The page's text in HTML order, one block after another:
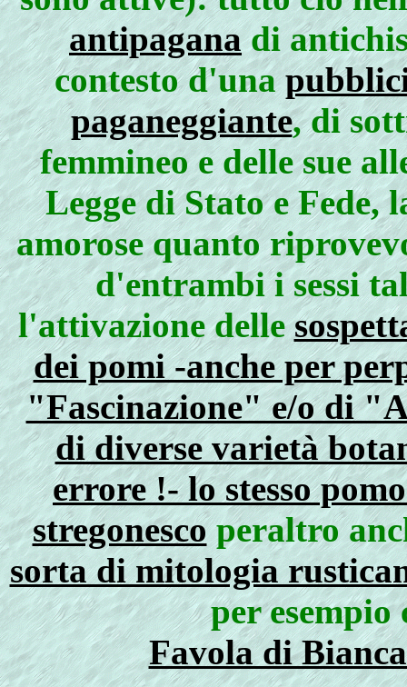
antipaganadi
contesto d'una
paganeggiante, di
femmineo e delle sue
Legge di Stato e Fede,
amorose quanto
d'entrambi i sessi
l'attivazione delle
dei pomi -anche per
"Fascinazione" e/o di
di diverse varietà
errore !- lo stesso
stregonescoperaltro
sorta di mitologia
per
Favola di